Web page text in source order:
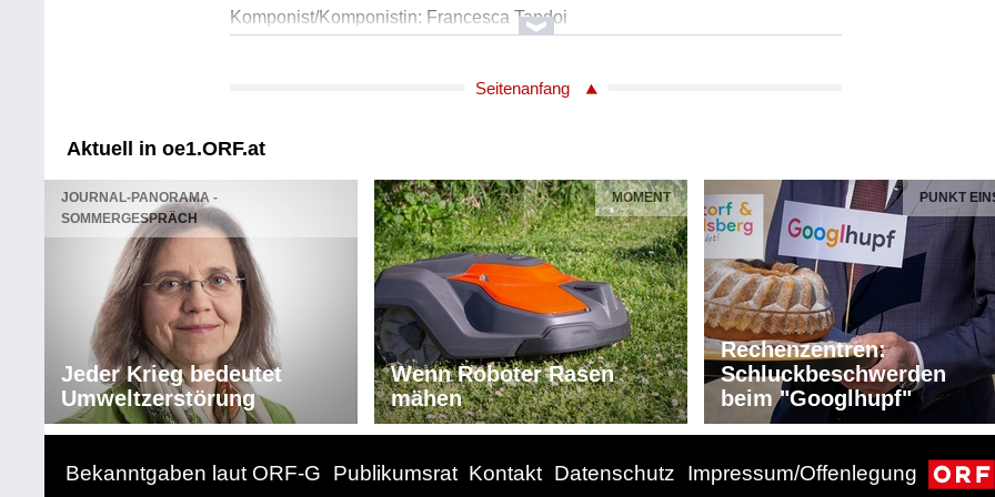
Komponist/Komponistin: Francesca Tandoi
Titel: You and the Lake and the Moon
Solist/Solistin: Stefano Senni, Kontrabass
Länge: 06:41 min
Komponist/Komponistin: Francesca Tandoi
Titel: Ninaom
Solist/Solistin: Francesca Tandoi, Klavier
Solist/Solistin: Stefano Senni, Kontrabass
Solist/Solistin: Giovanni Campanella, Schlagzeug
Länge: 04:50 min
Label: Manus
Komponist/Komponistin: Francesca Tandoi
Titel: Bop Web
Solist/Solistin: Stefano Senni, Kontrabass
Seitenanfang
Aktuell in oe1.ORF.at
JOURNAL-PANORAMA -
SOMMERGESPRÄCH
Jeder Krieg bedeutet
Umweltzerstörung
MOMENT
Wenn Roboter Rasen
mähen
PUNKT
Rechenzentren:
Schluckbeschwerden
beim "Googlhupf"
Bekanntgaben laut ORF-G Publikumsrat Kontakt Datenschutz Impressum/Offenlegung